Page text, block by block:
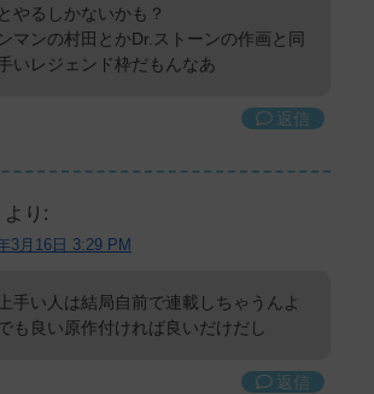
やるしかないかも？
マンの村田とかDr.ストーンの作画と同
いレジェンド枠だもんなあ
返信
より:
3月16日 3:29 PM
手い人は結局自前で連載しちゃうんよ
も良い原作付ければ良いだけだし
返信